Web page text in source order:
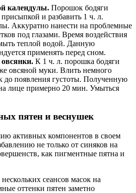
календулы. Порошок бодяги
и разбавить 1 ч. л.
Аккуратно нанести на проблемные
под глазами. Время воздействия
теплой водой. Данную
применять перед сном.
К 1 ч. л. порошка бодяги
овсяной муки. Влить немного
до появления густоты. Полученную
лице примерно 20 мин. Умыться
пятен и веснушек
активных компонентов в своем
не только от синяков на
как пигментные пятна и
сеансов масок на
оттенки пятен заметно